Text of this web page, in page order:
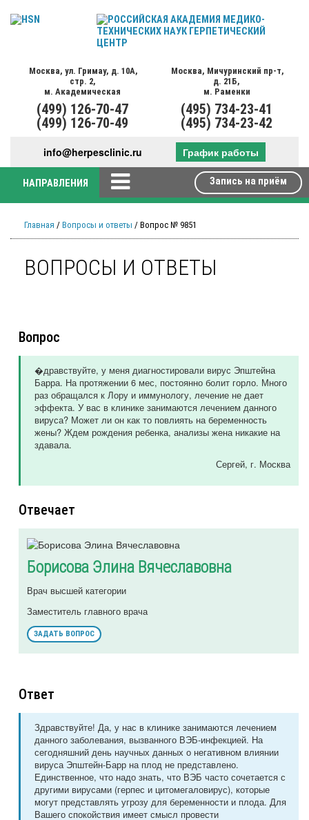
Москва, ул. Гримау, д. 10А,
стр. 2,
м. Академическая
(499) 126-70-47
(499) 126-70-49
Москва, Мичуринский пр-т,
д. 21Б,
м. Раменки
(495) 734-23-41
(495) 734-23-42
info@herpesclinic.ru График работы
НАПРАВЛЕНИЯ Запись на приём
Главная / Вопросы и ответы / Вопрос № 9851
ВОПРОСЫ И ОТВЕТЫ
Вопрос
�дравствуйте, у меня диагностировали вирус Эпштейна
Барра. На протяжении 6 мес, постоянно болит горло. Много
раз обращался к Лору и иммунологу, лечение не дает
эффекта. У вас в клинике занимаются лечением данного
вируса? Может ли он как то повлиять на беременность
жены? Ждем рождения ребенка, анализы жена никакие на
здавала.
Сергей, г. Москва
Отвечает
Борисова Элина Вячеславовна
Врач высшей категории
Заместитель главного врача
ЗАДАТЬ ВОПРОС
Ответ
Здравствуйте! Да, у нас в клинике занимаются лечением
данного заболевания, вызванного ВЭБ-инфекцией. На
сегодняшний день научных данных о негативном влиянии
вируса Эпштейн-Барр на плод не представлено.
Единственное, что надо знать, что ВЭБ часто сочетается с
другими вирусами (герпес и цитомегаловирус), которые
могут представлять угрозу для беременности и плода. Для
Вашего спокойствия имеет смысл провести